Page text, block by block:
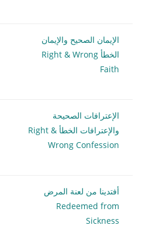
الإيمان الصحيح والإيمان
الخطأ Right & Wrong
Faith
الإعترافات الصحيحة
والإعترافات الخطأ Right &
Wrong Confession
أفتدينا من لعنة المرض
Redeemed from
Sickness